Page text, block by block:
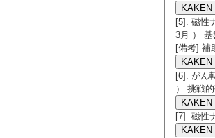
[5]. 磁性
3月 ）
[備考] 補
[6]. がん
） 挑戦
[7]. 磁性